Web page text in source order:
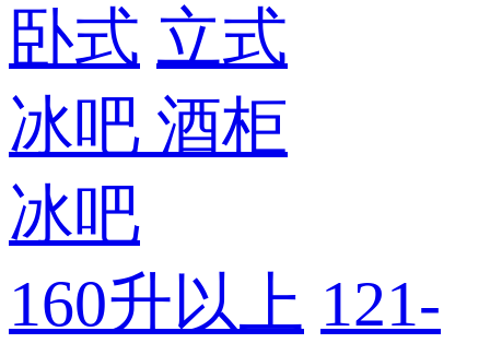
卧式 立式
冰吧 酒柜
冰吧
160升以上 121-